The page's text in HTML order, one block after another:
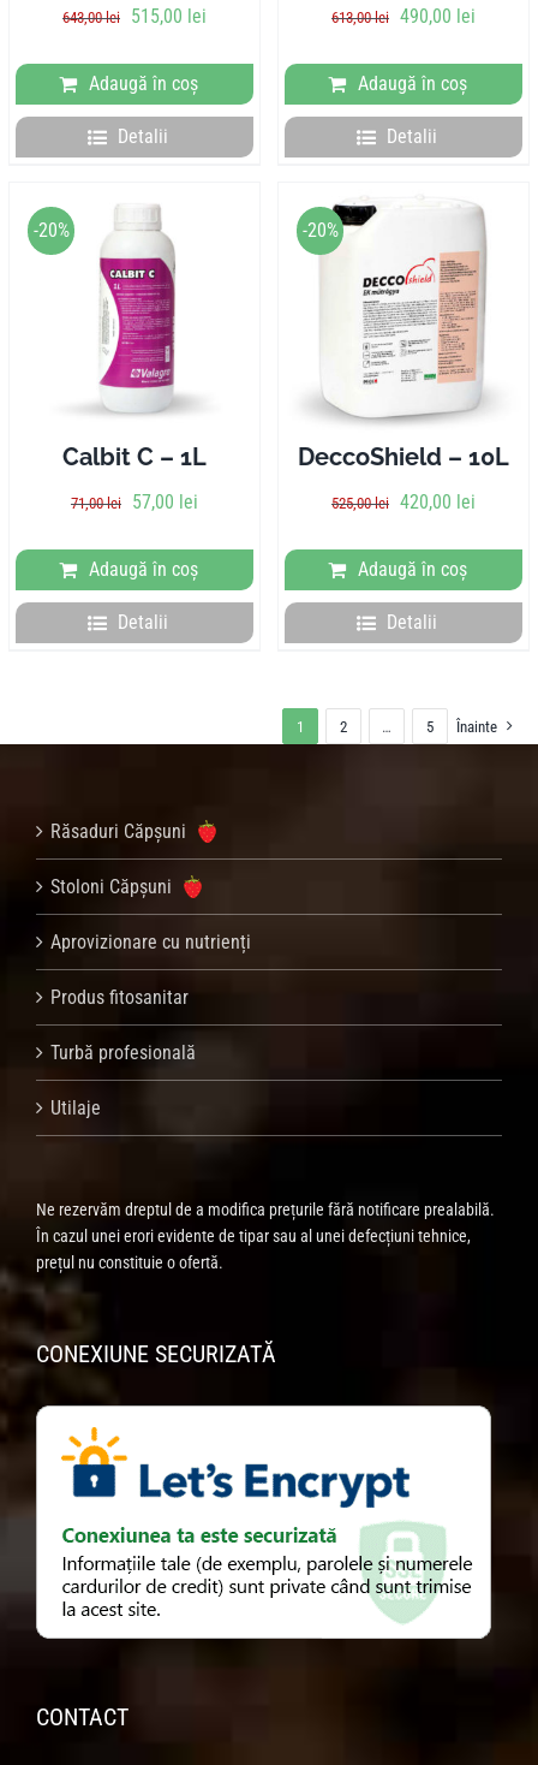
643,00lei
Prețul
a
fost:
643,00 lei.
515,00 leiPrețul
515,00 lei.
Adaugă în coș
Detalii
613,00lei
Prețul
a
fost:
613,00 lei.
490,00 leiPrețul
490,00
Adaugă în coș
Detalii
-20%
Calbit C – 1L
71,00lei
Prețul
a
fost:
71,00 lei.
57,00 leiPrețul
este:
57,00 lei.
Adaugă în coș
Detalii
-20%
DeccoShield – 10L
525,00lei
Prețul
a
fost:
525,00 lei.
420,00 leiPrețul
420,00
Adaugă în coș
Detalii
1 2 … 5 Înainte
Răsaduri Căpșuni
Stoloni Căpșuni
Aprovizionare cu nutrienți
Produs fitosanitar
Turbă profesională
Utilaje
Ne rezervăm dreptul de a modifica prețurile fără notificare prealabilă.
În cazul unei erori evidente de tipar sau al unei defecțiuni tehnice,
prețul nu constituie o ofertă.
CONEXIUNE SECURIZATĂ
CONTACT